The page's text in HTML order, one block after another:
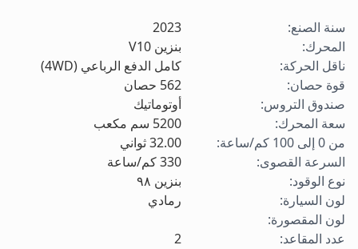
سنة الصنع:
2023
المحرك:
بنزين V10
ناقل الحركة:
كامل الدفع الرباعي (4WD)
قوة حصان:
562 حصان
صندوق التروس:
أوتوماتيك
سعة المحرك:
5200 سم مكعب
من 0 إلى 100 كم/ساعة
:
32.00ثواني
السرعة القصوى:
330كم/ساعة
نوع الوقود:
بنزين ٩٨
لون السيارة:
رمادي
لون المقصورة:
عدد المقاعد:
2